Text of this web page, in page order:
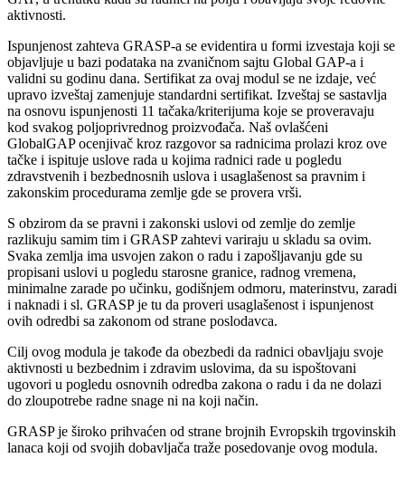
aktivnosti.
Ispunjenost zahteva GRASP-a se evidentira u formi izvestaja koji se
objavljuje u bazi podataka na zvaničnom sajtu Global GAP-a i
validni su godinu dana. Sertifikat za ovaj modul se ne izdaje, već
upravo izveštaj zamenjuje standardni sertifikat. Izveštaj se sastavlja
na osnovu ispunjenosti 11 tačaka/kriterijuma koje se proveravaju
kod svakog poljoprivrednog proizvođača. Naš ovlašćeni
GlobalGAP ocenjivač kroz razgovor sa radnicima prolazi kroz ove
tačke i ispituje uslove rada u kojima radnici rade u pogledu
zdravstvenih i bezbednosnih uslova i usaglašenost sa pravnim i
zakonskim procedurama zemlje gde se provera vrši.
S obzirom da se pravni i zakonski uslovi od zemlje do zemlje
razlikuju samim tim i GRASP zahtevi variraju u skladu sa ovim.
Svaka zemlja ima usvojen zakon o radu i zapošljavanju gde su
propisani uslovi u pogledu starosne granice, radnog vremena,
minimalne zarade po učinku, godišnjem odmoru, materinstvu, zaradi
i naknadi i sl. GRASP je tu da proveri usaglašenost i ispunjenost
ovih odredbi sa zakonom od strane poslodavca.
Cilj ovog modula je takođe da obezbedi da radnici obavljaju svoje
aktivnosti u bezbednim i zdravim uslovima, da su ispoštovani
ugovori u pogledu osnovnih odredba zakona o radu i da ne dolazi
do zloupotrebe radne snage ni na koji način.
GRASP je široko prihvaćen od strane brojnih Evropskih trgovinskih
lanaca koji od svojih dobavljača traže posedovanje ovog modula.